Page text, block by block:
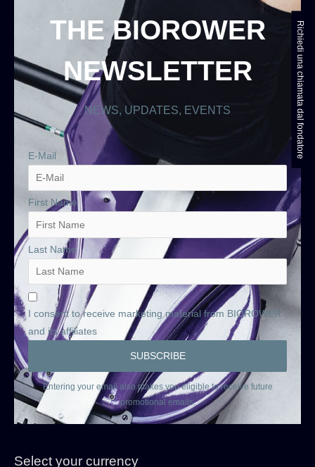
THE BIOROWER
NEWSLETTER
NEWS, UPDATES, EVENTS
E-Mail
First Name
Last Name
I consent to receive marketing material from BIOROWER
and its affiliates
Entering your email also makes you eligible to receive future
promotional emails.
Select your currency
Richiedi una chiamata dal fondatore